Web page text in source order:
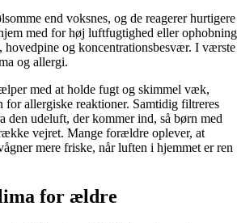
end voksnes, og de reagerer hurtigere
med for høj luftfugtighed eller ophobning
og koncentrationsbesvær. I værste
og allergi.
med at holde fugt og skimmel væk,
allergiske reaktioner. Samtidig filtreres
den udeluft, der kommer ind, så børn med
vejret. Mange forældre oplever, at
mere friske, når luften i hjemmet er ren
for ældre